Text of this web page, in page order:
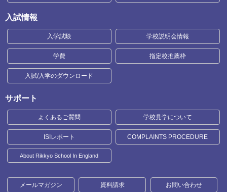
入試情報
入学試験 学校説明会情報
学費 指定校推薦枠
入試/入学のダウンロード
サポート
よくあるご質問 学校見学について
ISIレポート COMPLAINTS PROCEDURE
About Rikkyo School In England
メールマガジン 資料請求 お問い合わせ